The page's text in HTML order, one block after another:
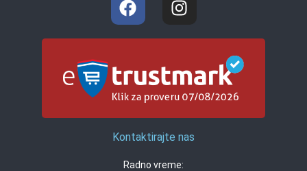
Kontaktirajte nas
Radno vreme: